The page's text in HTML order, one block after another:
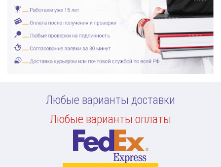
Любые варианты доставки
Любые варианты оплаты